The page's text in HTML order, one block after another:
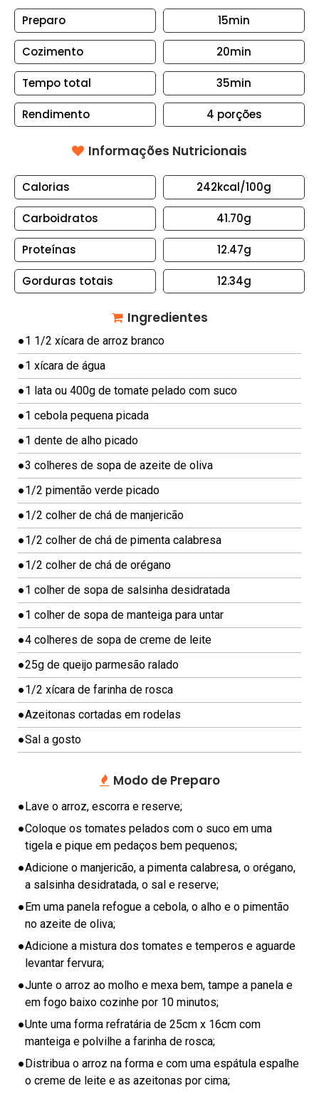
I
S
C
O
I
T
O
O
L
O
S
E
T
O
A
S
C
A
N
A
P
É
S
C
H
E
E
S
E
C
A
K
E
C
O
M
S
A
U
Á
V
E
L
C
O
I
M
E
N
Preparo 15min
Cozimento 20min
Tempo total 35min
Rendimento 4 porções
Informações Nutricionais
Calorias 242kcal/100g
Carboidratos 41.70g
Proteínas 12.47g
Gorduras totais 12.34g
Ingredientes
●1 1/2 xícara de arroz branco
●1 xícara de água
●1 lata ou 400g de tomate pelado com suco
●1 cebola pequena picada
●1 dente de alho picado
●3 colheres de sopa de azeite de oliva
●1/2 pimentão verde picado
●1/2 colher de chá de manjericão
●1/2 colher de chá de pimenta calabresa
●1/2 colher de chá de orégano
●1 colher de sopa de salsinha desidratada
●1 colher de sopa de manteiga para untar
●4 colheres de sopa de creme de leite
●25g de queijo parmesão ralado
●1/2 xícara de farinha de rosca
●Azeitonas cortadas em rodelas
●Sal a gosto
Modo de Preparo
● Lave o arroz, escorra e reserve;
●Coloque os tomates pelados com o suco em uma
tigela e pique em pedaços bem pequenos;
●Adicione o manjericão, a pimenta calabresa, o orégano,
a salsinha desidratada, o sal e reserve;
● Em uma panela refogue a cebola, o alho e o pimentão
no azeite de oliva;
●Adicione a mistura dos tomates e temperos e aguarde
levantar fervura;
●Junte o arroz ao molho e mexa bem, tampe a panela e
em fogo baixo cozinhe por 10 minutos;
●Unte uma forma refratária de 25cm x 16cm com
manteiga e polvilhe a farinha de rosca;
● Distribua o arroz na forma e com uma espátula espalhe
o creme de leite e as azeitonas por cima;